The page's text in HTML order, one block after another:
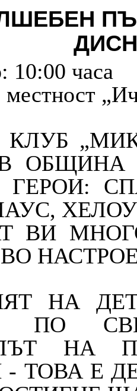
10:00 часа
КЛУБ
ОБЩИНА
ГЕРОИ:
ВИ
НА
ПО
НА
- ТОВА Е